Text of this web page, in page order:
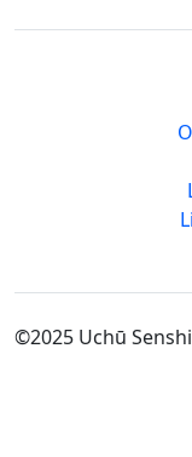
©2025 Uchū